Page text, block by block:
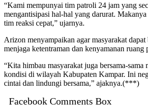
“Kami mempunyai tim patroli 24 jam yang
mengantisipasi hal-hal yang darurat.
tim reaksi cepat,” ujarnya.
Arizon menyampaikan agar masyarakat dapat
menjaga ketentraman dan kenyamanan ruang
“Kita himbau masyarakat juga bersama-sama
kondisi di wilayah Kabupaten Kampar. Ini
cintai dan lindungi bersama,” ajaknya.(***)
Facebook Comments Box